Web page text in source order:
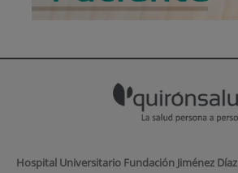
Hospital Universitario Fundación Jiménez Díaz